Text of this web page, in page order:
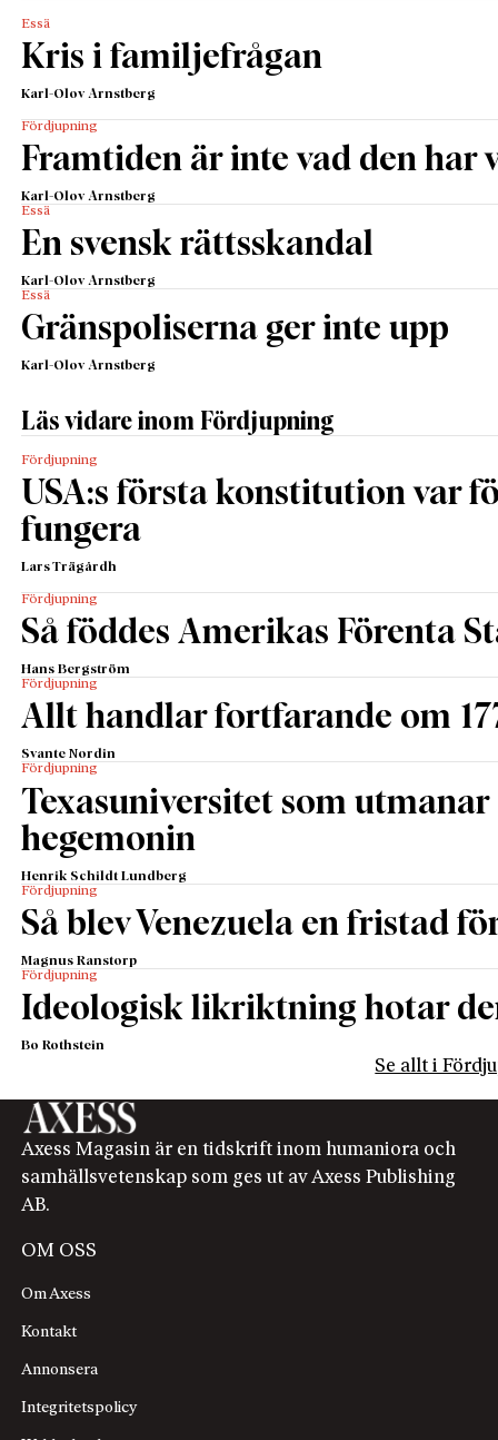
Essä
Kris i familjefrågan
Karl-Olov Arnstberg
Fördjupning
Framtiden är inte vad den har
Karl-Olov Arnstberg
Essä
En svensk rättsskandal
Karl-Olov Arnstberg
Essä
Gränspoliserna ger inte upp
Karl-Olov Arnstberg
Läs vidare inom Fördjupning
Fördjupning
USA:s första konstitution var
fungera
Lars Trägårdh
Fördjupning
Så föddes Amerikas Förenta
Hans Bergström
Fördjupning
Allt handlar fortfarande om
Svante Nordin
Fördjupning
Texasuniversitet som utmanar
hegemonin
Henrik Schildt Lundberg
Fördjupning
Så blev Venezuela en fristad
Magnus Ranstorp
Fördjupning
Ideologisk likriktning hotar
Bo Rothstein
Se allt i
Axess Magasin är en tidskrift inom humaniora och
samhällsvetenskap som ges ut av Axess Publishing
AB.
OM OSS
Om Axess
Kontakt
Annonsera
Integritetspolicy